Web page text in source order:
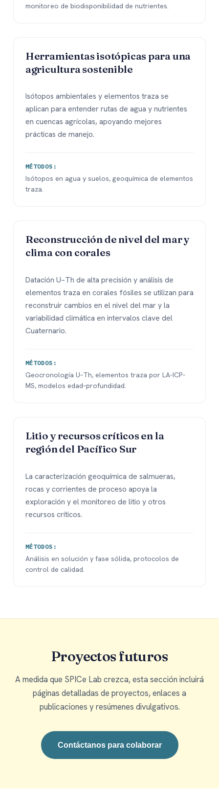
monitoreo de biodisponibilidad de nutrientes.
Herramientas isotópicas para una
agricultura sostenible
Isótopos ambientales y elementos traza se
aplican para entender rutas de agua y nutrientes
en cuencas agrícolas, apoyando mejores
prácticas de manejo.
MÉTODOS:
Isótopos en agua y suelos, geoquímica de elementos
traza.
Reconstrucción de nivel del mar y
clima con corales
Datación U–Th de alta precisión y análisis de
elementos traza en corales fósiles se utilizan para
reconstruir cambios en el nivel del mar y la
variabilidad climática en intervalos clave del
Cuaternario.
MÉTODOS:
Geocronología U–Th, elementos traza por LA-ICP-
MS, modelos edad–profundidad.
Litio y recursos críticos en la
región del Pacífico Sur
La caracterización geoquímica de salmueras,
rocas y corrientes de proceso apoya la
exploración y el monitoreo de litio y otros
recursos críticos.
MÉTODOS:
Análisis en solución y fase sólida, protocolos de
control de calidad.
Proyectos futuros
A medida que SPICe Lab crezca, esta sección incluirá
páginas detalladas de proyectos, enlaces a
publicaciones y resúmenes divulgativos.
Contáctanos para colaborar